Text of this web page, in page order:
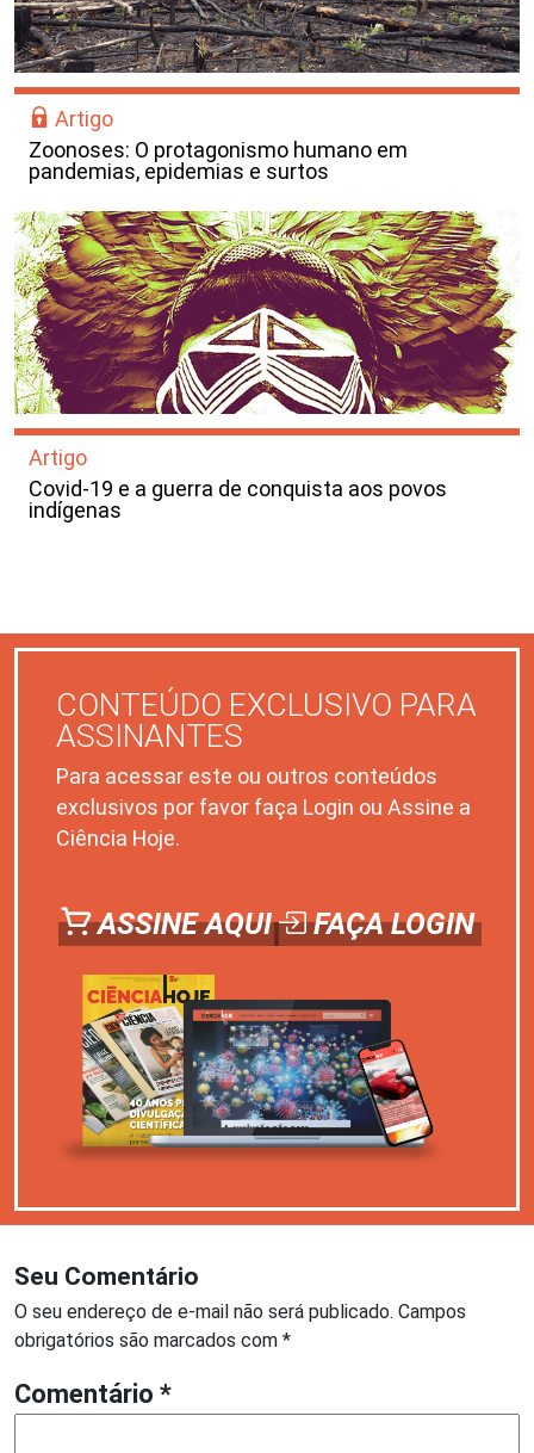
Artigo
Zoonoses: O protagonismo humano em
pandemias, epidemias e surtos
Artigo
Covid-19 e a guerra de conquista aos povos
indígenas
CONTEÚDO EXCLUSIVO PARA
ASSINANTES
Para acessar este ou outros conteúdos
exclusivos por favor faça Login ou Assine a
Ciência Hoje.
ASSINE AQUI FAÇA LOGIN
Seu Comentário
O seu endereço de e-mail não será publicado. Campos
obrigatórios são marcados com *
Comentário *